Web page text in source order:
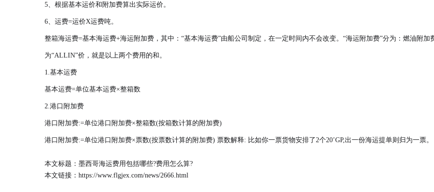
5、根据基本运价和附加费算出实际运价。
6、运费=运价X运费吨。
整箱海运费=基本海运费+海运附加费，其中：“基本海运费”由船公司制定，在一定时间内不会改变。“海运附加费”分为：燃油附
为“ALLIN”价，就是以上两个费用的和。
1.基本运费
基本运费=单位基本运费×整箱数
2.港口附加费
港口附加费:=单位港口附加费×整箱数(按箱数计算的附加费)
港口附加费:=单位港口附加费×票数(按票数计算的附加费) 票数解释: 比如你一票货物安排了2个20’GP,出一份海运提单则归为一票。
本文标题：墨西哥海运费用包括哪些?费用怎么算?
本文链接： https://www.flgjex.com/news/2666.html